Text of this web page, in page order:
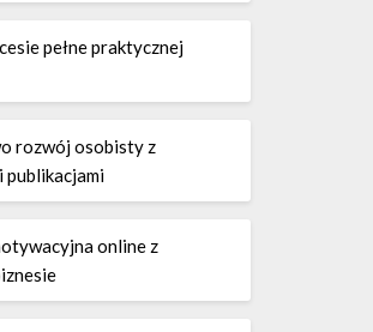
pełne praktycznej
rozwój osobisty z
publikacjami
online z